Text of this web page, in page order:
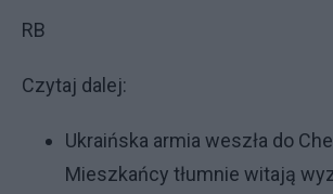
RB
Czytaj dalej:
Ukraińska armia weszła do
Mieszkańcy tłumnie witają